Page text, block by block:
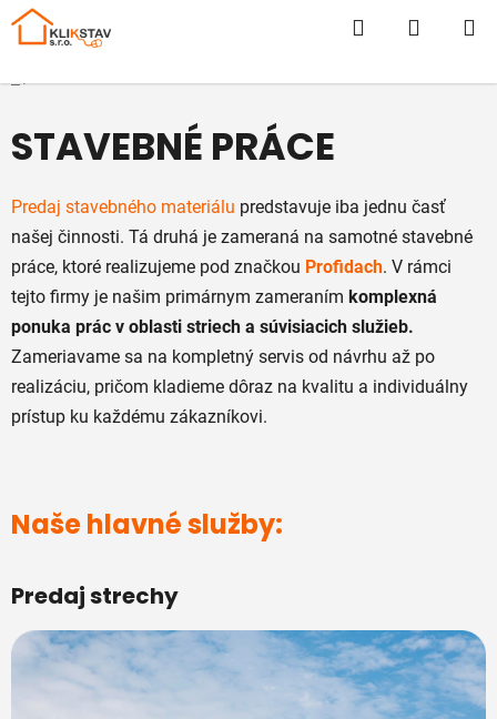
Prejsť
Hľadať
STAVEBNÉ PRÁCE
Predaj stavebného materiálu predstavuje iba jednu časť
našej činnosti. Tá druhá je zameraná na samotné stavebné
práce, ktoré realizujeme pod značkou Profidach. V rámci
tejto firmy je našim primárnym zameraním komplexná
ponuka prác v oblasti striech a súvisiacich služieb.
Zameriavame sa na kompletný servis od návrhu až po
realizáciu, pričom kladieme dôraz na kvalitu a individuálny
prístup ku každému zákazníkovi.
Naše hlavné služby:
Predaj strechy